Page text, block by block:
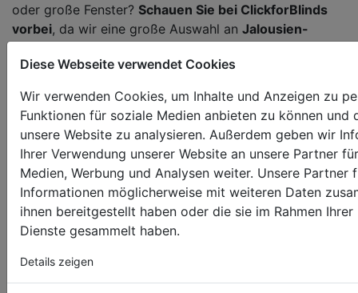
Diese Webseite verwendet Cookies
Wir verwenden Cookies, um Inhalte und Anzeigen zu
Funktionen für soziale Medien anbieten zu können und
unsere Website zu analysieren. Außerdem geben wir
Ihrer Verwendung unserer Website an unsere Partner
Medien, Werbung und Analysen weiter. Unsere Partner
Informationen möglicherweise mit weiteren Daten
ihnen bereitgestellt haben oder die sie im Rahmen
Dienste gesammelt haben.
Details zeigen
oder große Fenster? Schauen Sie bei ClickforBlinds
vorbei, da wir eine große Auswahl an Jalousien-
anbieten. Sie können verschiedene
andere) und vieles mehr auswählen.
Wir haben beliebte Größen wie 80 cm, 90 cm, 100 cm,
110 cm und 120 cm, aber Sie können ebenso viel
breitere Jalousien bestellen. Dank unserer Erfahrung
bieten wir auch passende Lösungen für sehr breite
Fenster an – bis zu360 cm für Holzjalousienund
sogar bis zu400 cm für Aluminiumjalousien
einer Breite von fast 300 cm bestellen. Die